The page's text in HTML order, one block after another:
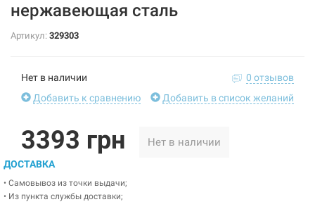
нержавеющая сталь
Артикул: 329303
Нет в наличии
0 отзывов
Добавить к сравнению
Добавить в список желаний
3393 грн Нет в наличии
ДОСТАВКА
• Самовывоз из точки выдачи;
• Из пункта службы доставки;